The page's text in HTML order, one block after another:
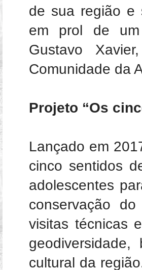
de sua região e
em prol de um
Gustavo
Comunidade da
Projeto “Os
Lançado em
cinco sentidos
adolescentes
conservação
visitas técnicas
cultural da